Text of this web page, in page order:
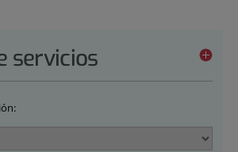
servicios